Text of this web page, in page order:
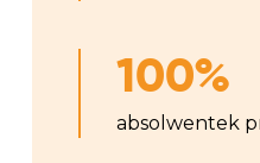
100%
absolwentek